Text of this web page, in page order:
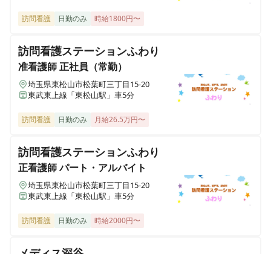
埼玉県入間郡毛呂山町長瀬720-25
ふくしのまち久喜
埼玉県久喜市本町3-8-33
デイサービスふくしのまち熊谷平戸
埼玉県熊谷市平戸622-1
看護小規模多機能ふくしのまち春日部
埼玉県春日部市金崎982-1
レンタルふくしのまち熊谷
埼玉県熊谷市肥塚641-1
埼玉県鴻巣市滝馬室923-2
訪問看護 日勤のみ 時給1800円〜
訪問看護ステーションふわり
准看護師正社員（常勤）
埼玉県東松山市松葉町三丁目15-20
東武東上線「東松山駅」車5分
訪問看護 日勤のみ 月給26.5万円〜
訪問看護ステーションふわり
正看護師パート・アルバイト
埼玉県東松山市松葉町三丁目15-20
東武東上線「東松山駅」車5分
訪問看護 日勤のみ 時給2000円〜